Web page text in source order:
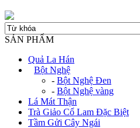
SẢN PHẨM
Quả La Hán
Bột Nghệ
- Bột Nghệ Đen
- Bột Nghệ vàng
Lá Mát Thận
Trà Giảo Cổ Lam Đặc Biệt
Tầm Gửi Cây Ngái